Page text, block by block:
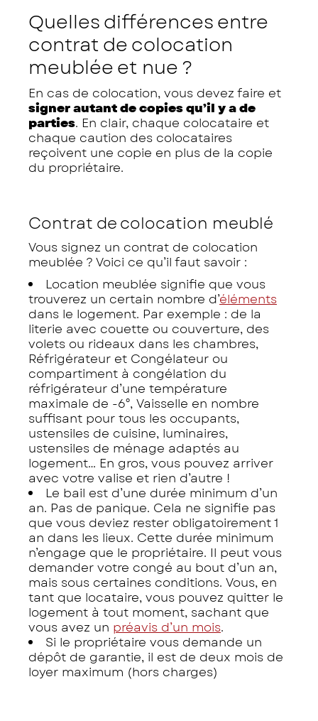
Quelles différences entre
contrat de colocation
meublée et nue ?
En cas de colocation, vous devez faire et
signer autant de copies qu’il y a de
parties. En clair, chaque colocataire et
chaque caution des colocataires
reçoivent une copie en plus de la copie
du propriétaire.
Contrat de colocation meublé
Vous signez un contrat de colocation
meublée ? Voici ce qu’il faut savoir :
Location meublée signifie que vous
trouverez un certain nombre d’éléments
dans le logement. Par exemple : de la
literie avec couette ou couverture, des
volets ou rideaux dans les chambres,
Réfrigérateur et Congélateur ou
compartiment à congélation du
réfrigérateur d’une température
maximale de -6°, Vaisselle en nombre
suffisant pour tous les occupants,
ustensiles de cuisine, luminaires,
ustensiles de ménage adaptés au
logement… En gros, vous pouvez arriver
avec votre valise et rien d’autre !
Le bail est d’une durée minimum d’un
an. Pas de panique. Cela ne signifie pas
que vous deviez rester obligatoirement 1
an dans les lieux. Cette durée minimum
n’engage que le propriétaire. Il peut vous
demander votre congé au bout d’un an,
mais sous certaines conditions. Vous, en
tant que locataire, vous pouvez quitter le
logement à tout moment, sachant que
vous avez un préavis d’un mois.
Si le propriétaire vous demande un
dépôt de garantie, il est de deux mois de
loyer maximum (hors charges)